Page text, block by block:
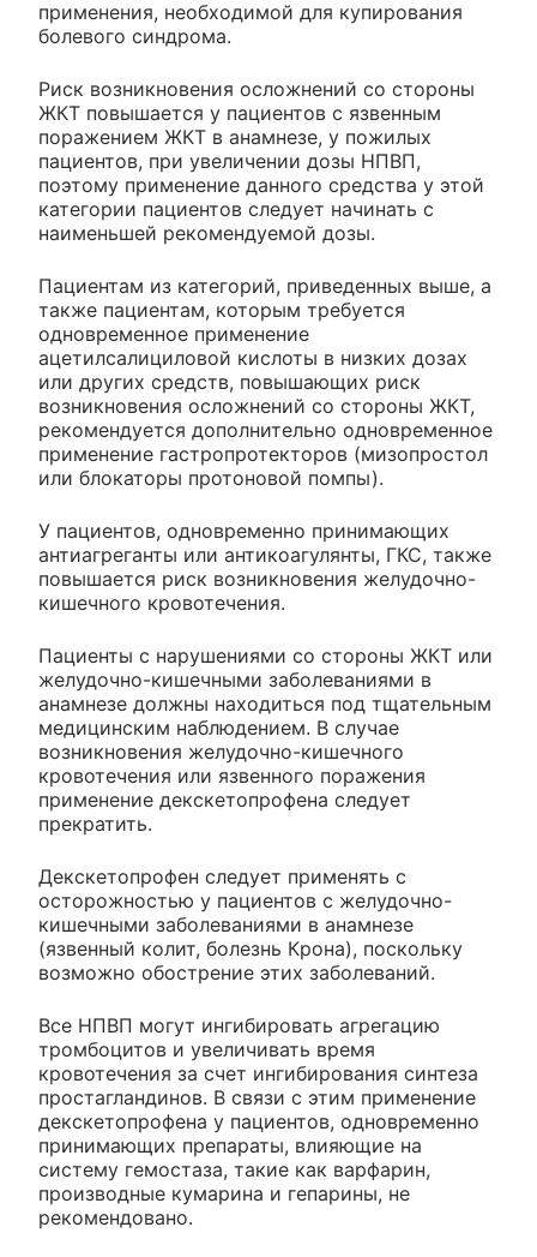
применения, необходимой для купирования
болевого синдрома.
Риск возникновения осложнений со стороны
ЖКТ повышается у пациентов с язвенным
поражением ЖКТ в анамнезе, у пожилых
пациентов, при увеличении дозы НПВП,
поэтому применение данного средства у этой
категории пациентов следует начинать с
наименьшей рекомендуемой дозы.
Пациентам из категорий, приведенных выше, а
также пациентам, которым требуется
одновременное применение
ацетилсалициловой кислоты в низких дозах
или других средств, повышающих риск
возникновения осложнений со стороны ЖКТ,
рекомендуется дополнительно одновременное
применение гастропротекторов (мизопростол
или блокаторы протоновой помпы).
У пациентов, одновременно принимающих
антиагреганты или антикоагулянты, ГКС, также
повышается риск возникновения желудочно-
кишечного кровотечения.
Пациенты с нарушениями со стороны ЖКТ или
желудочно-кишечными заболеваниями в
анамнезе должны находиться под тщательным
медицинским наблюдением. В случае
возникновения желудочно-кишечного
кровотечения или язвенного поражения
применение декскетопрофена следует
прекратить.
Декскетопрофен следует применять с
осторожностью у пациентов с желудочно-
кишечными заболеваниями в анамнезе
(язвенный колит, болезнь Крона), поскольку
возможно обострение этих заболеваний.
Все НПВП могут ингибировать агрегацию
тромбоцитов и увеличивать время
кровотечения за счет ингибирования синтеза
простагландинов. В связи с этим применение
декскетопрофена у пациентов, одновременно
принимающих препараты, влияющие на
систему гемостаза, такие как варфарин,
производные кумарина и гепарины, не
рекомендовано.